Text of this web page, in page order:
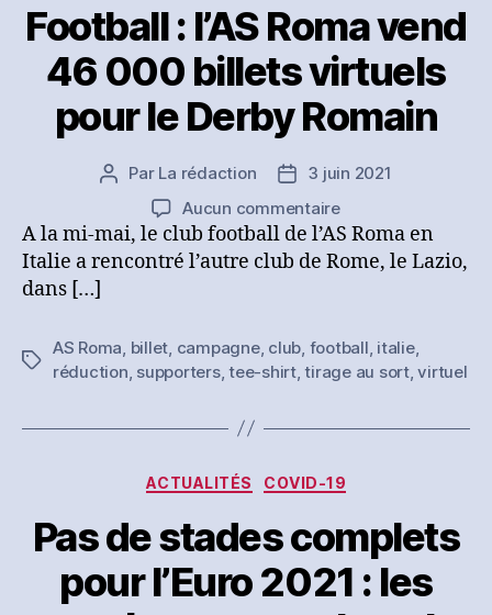
Football : l’AS Roma vend
46 000 billets virtuels
pour le Derby Romain
Auteur
l’article
Par La rédaction
Date
l’article
3 juin 2021
Aucun commentairesur
Football
:
46
000
virtuels
le
Derby
Romain
A la mi-mai, le club football de l’AS Roma en
Italie a rencontré l’autre club de Rome, le Lazio,
dans […]
Étiquettes
AS Roma billet campagne, club football italie,
réduction supporters,tee-shirt,tirage au sort,virtuel
Catégories
ACTUALITÉS COVID-19
Pas de stades complets
pour l’Euro 2021 : les